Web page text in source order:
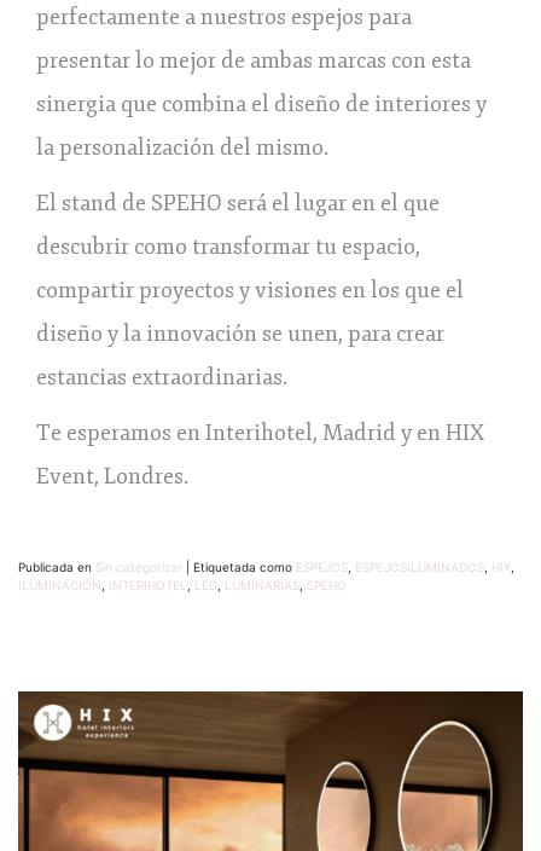
perfectamente a nuestros espejos para
presentar lo mejor de ambas marcas con esta
sinergia que combina el diseño de interiores y
la personalización del mismo.
El stand de SPEHO será el lugar en el que
descubrir como transformar tu espacio,
compartir proyectos y visiones en los que el
diseño y la innovación se unen, para crear
estancias extraordinarias.
Te esperamos en Interihotel, Madrid y en HIX
Event, Londres.
Publicada en Sin categorizar Etiquetada como ESPEJOS, ESPEJOSILUMINADOS, HIX,
ILUMINACIÓN , INTERIHOTEL, LED, LUMINARIAS, SPEHO